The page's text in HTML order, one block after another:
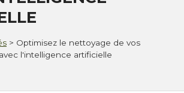
> Optimisez le nettoyage de vos
l'intelligence artificielle